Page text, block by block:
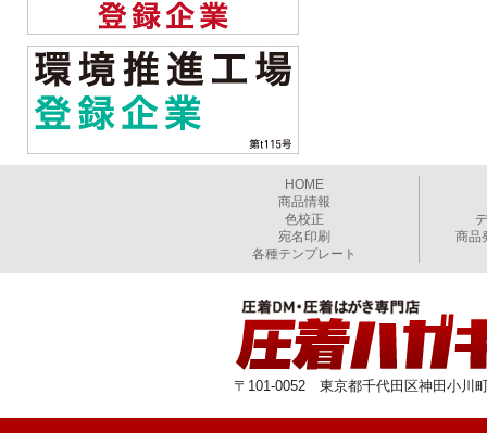
HOME
商品情報
色校正
宛名印刷
各種テンプレート
商品
〒101-0052 東京都千代田区神田小川